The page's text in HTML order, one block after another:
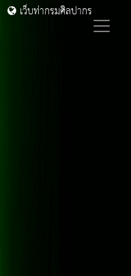
เว็บท่ากรมศิลปากร